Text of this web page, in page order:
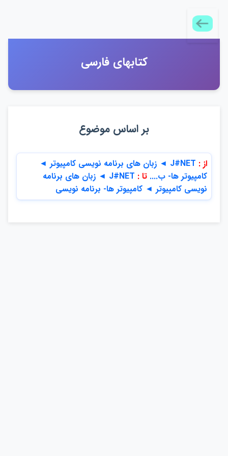
كتابهاي فارسي
بر اساس موضوع
از :
J#NET ◄ زبان هاي برنامه نويسي كامپيوتر ◄
كامپيوتر ها- ب.... تا :
J#NET ◄ زبان هاي برنامه
نويسي كامپيوتر ◄ كامپيوتر ها- برنامه نويسي